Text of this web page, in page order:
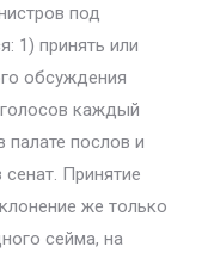
под
1) принять или
обсуждения
каждый
послов и
Принятие
же только
сейма, на